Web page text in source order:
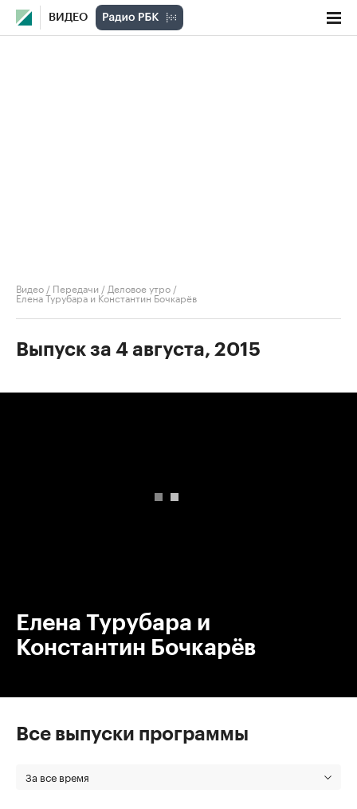
ВИДЕО
Видео / Передачи / Деловое утро /
Елена Турубара и Константин Бочкарёв
Выпуск за 4 августа, 2015
Елена Турубара и
Константин Бочкарёв
Все выпуски программы
За все время